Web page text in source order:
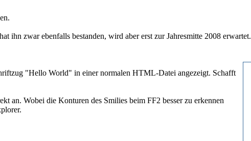
ihn zwar ebenfalls bestanden, wird aber erst zur Jahresmitte 2008 erwartet.
"Hello World" in einer normalen HTML-Datei angezeigt. Schafft
an. Wobei die Konturen des Smilies beim FF2 besser zu erkennen